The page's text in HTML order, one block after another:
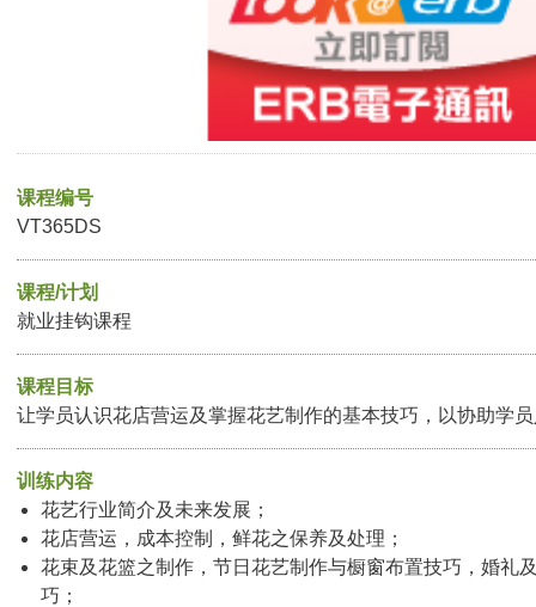
课程编号
VT365DS
课程/计划
就业挂钩课程
课程目标
让学员认识花店营运及掌握花艺制作的基本技巧，以协助学
训练内容
花艺行业简介及未来发展；
花店营运，成本控制，鲜花之保养及处理；
花束及花篮之制作，节日花艺制作与橱窗布置技巧，婚礼
巧；